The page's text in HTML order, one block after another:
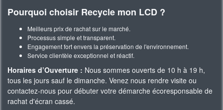
Pourquoi choisir Recycle mon LCD ?
Meilleurs prix de rachat sur le marché.
Processus simple et transparent.
Engagement fort envers la préservation de l'environnement.
Service clientèle exceptionnel et réactif.
Horaires d’Ouverture : Nous sommes ouverts de 10 h à 19 h,
tous les jours sauf le dimanche. Venez nous rendre visite ou
contactez-nous pour débuter votre démarche écoresponsable de
rachat d'écran cassé.